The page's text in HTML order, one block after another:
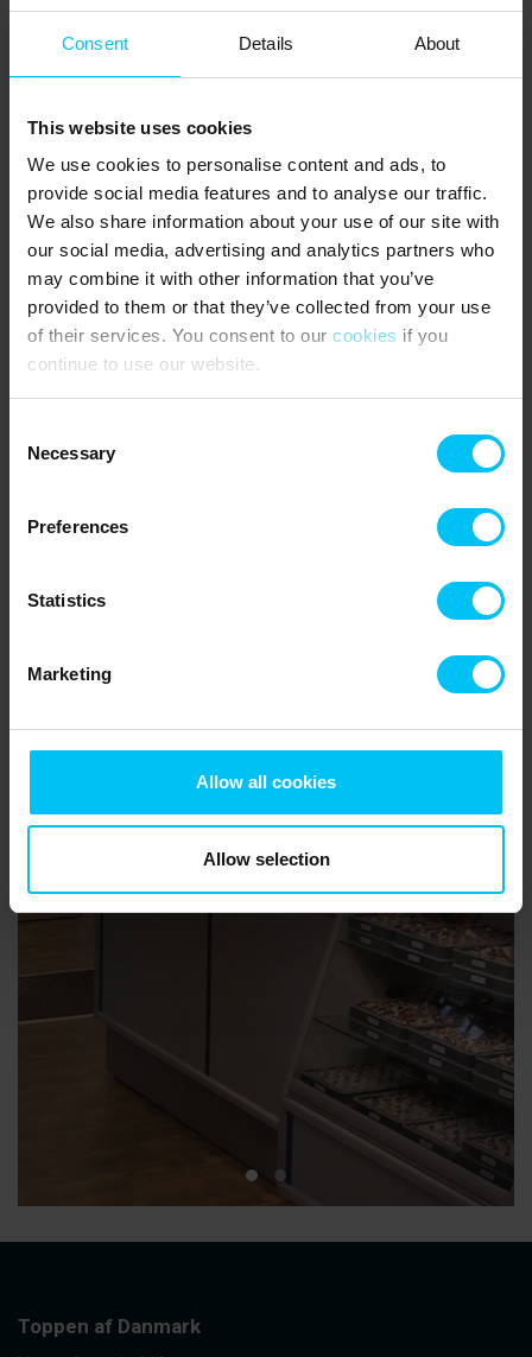
Consent Details About
This website uses cookies
We use cookies to personalise content and ads, to
provide social media features and to analyse our traffic.
We also share information about your use of our site with
our social media, advertising and analytics partners who
may combine it with other information that you’ve
provided to them or that they’ve collected from your use
of their services. You consent to our cookies if you
continue to use our website.
Selection
Necessary
Preferences
Statistics
Marketing
Allow all cookies
Allow selection
sehr empfehlen, entlang der Küste auf Entdeckung zu gehen, egal
ob Sie die Natur oder auch die Geschichte des Gebiets genießen
Für alle die den schönen Bernstein
lieben
Wer schönen Bernstein liebt, kann ihn auch in Bernsteinmuseen,
Dörfern finden. Hier können Sie mehr über Bernstein erfahren und
schönen Bernsteinschmuck bewundern. Viele Kunsthandwerker
bieten auch Bernsteinschmuck zum Verkauf an, und einige bieten
die Anfertigung von individuellem Schmuck an - vielleicht aus
Toppen af Danmark